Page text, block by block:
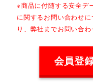
※商品に付随する安全デ
に関するお問い合わせ
り、弊社までお問い合わ
会員登